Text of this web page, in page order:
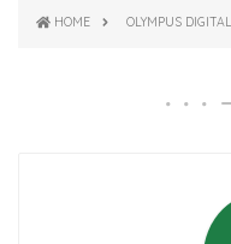
HOME OLYMPUS